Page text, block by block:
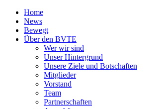
Home
News
Bewegt
Über den BVTE
Wer wir sind
Unser Hintergrund
Unsere Ziele und Botschaften
Mitglieder
Vorstand
Team
Partnerschaften